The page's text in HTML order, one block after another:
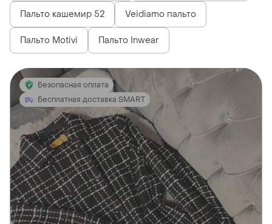
Пальто кашемир 52 Veidiamo пальто
Пальто Motivi Пальто Inwear
Безопасная оплата
Бесплатная доставка SMART